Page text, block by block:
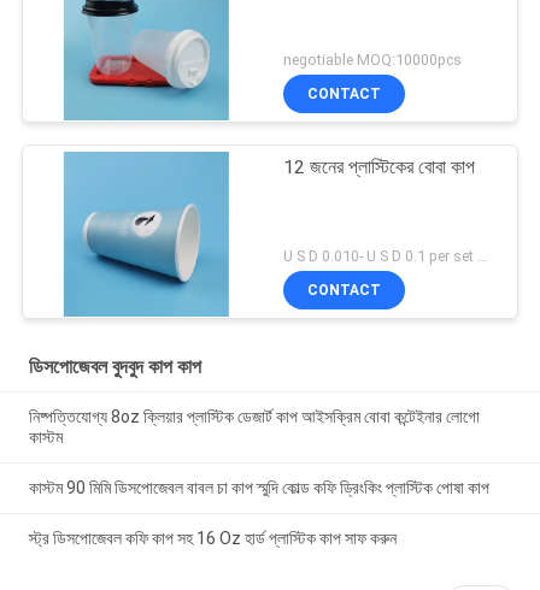
negotiable MOQ:10000pcs
CONTACT
12 জনের প্লাস্টিকের বোবা কাপ
CONTACT
ডিসপোজেবল বুদবুদ কাপ কাপ
নিষ্পত্তিযোগ্য 8oz ক্লিয়ার প্লাস্টিক ডেজার্ট কাপ আইসক্রিম বোবা কন্টেইনার লোগো
কাস্টম
কাস্টম 90 মিমি ডিসপোজেবল বাবল চা কাপ স্মুদি কোল্ড কফি ড্রিংকিং প্লাস্টিক পোষা কাপ
স্ট্র ডিসপোজেবল কফি কাপ সহ 16 Oz হার্ড প্লাস্টিক কাপ সাফ করুন